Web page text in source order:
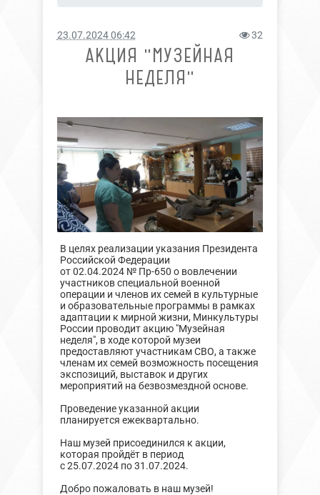
23.07.2024 06:42 32
АКЦИЯ "МУЗЕЙНАЯ
НЕДЕЛЯ"
В целях реализации указания Президента
Российской Федерации
от 02.04.2024 № Пр-650 о вовлечении
участников специальной военной
операции и членов их семей в культурные
и образовательные программы в рамках
адаптации к мирной жизни, Минкультуры
России проводит акцию "Музейная
неделя", в ходе которой музеи
предоставляют участникам СВО, а также
членам их семей возможность посещения
экспозиций, выставок и других
мероприятий на безвозмездной основе.
Проведение указанной акции
планируется ежеквартально.
Наш музей присоединился к акции,
которая пройдёт в период
с 25.07.2024 по 31.07.2024.
Добро пожаловать в наш музей!